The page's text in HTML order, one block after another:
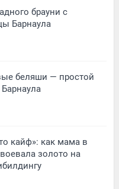
брауни с
Барнаула
беляши — простой
кайф»: как мама в
золото на